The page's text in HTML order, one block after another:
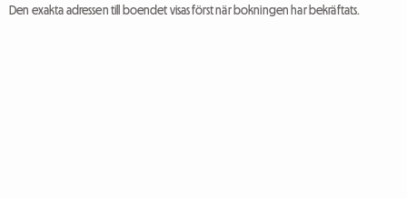
Den exakta adressen till boendet visas först när bokningen har bekräftats.